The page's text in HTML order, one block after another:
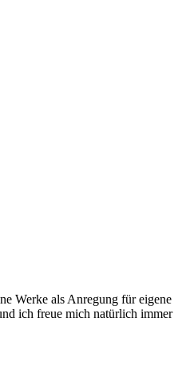
Werke als Anregung für eigene
ich freue mich natürlich immer